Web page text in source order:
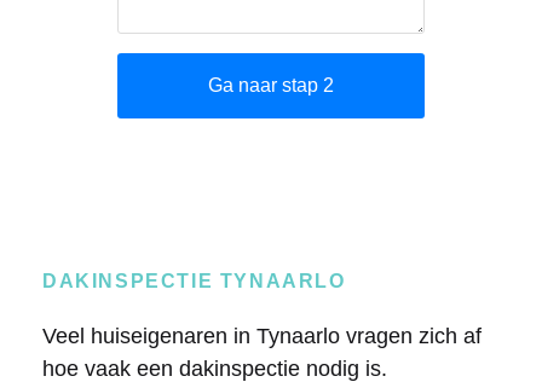
DAKINSPECTIE TYNAARLO
Veel huiseigenaren in Tynaarlo vragen zich af
hoe vaak een dakinspectie nodig is.